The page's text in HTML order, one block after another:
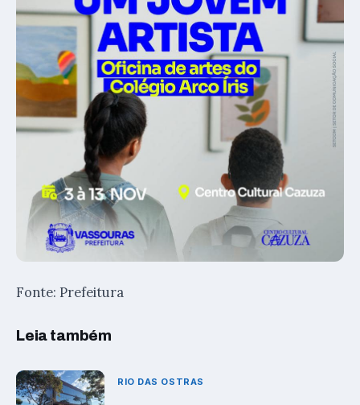
Fonte: Prefeitura
Leia também
RIO DAS OSTRAS